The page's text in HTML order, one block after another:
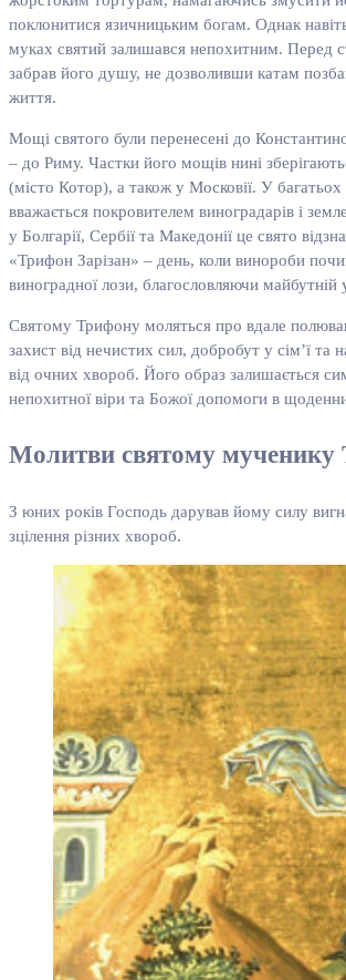
поклонитися язичницьким богам. Однак
муках святий залишався непохитним. Перед
забрав його душу, не дозволивши катам
життя.
Мощі святого були перенесені до
– до Риму. Частки його мощів нині
(місто Котор), а також у Московії. У багатьох
вважається покровителем виноградарів і
у Болгарії, Сербії та Македонії це свято
«Трифон Зарізан» – день, коли винороби
виноградної лози, благословляючи майбутній
Святому Трифону моляться про вдале
захист від нечистих сил, добробут у сім’ї та
від очних хвороб. Його образ залишається
непохитної віри та Божої допомоги в
Молитви святому мученику
З юних років Господь дарував йому силу
зцілення різних хвороб.